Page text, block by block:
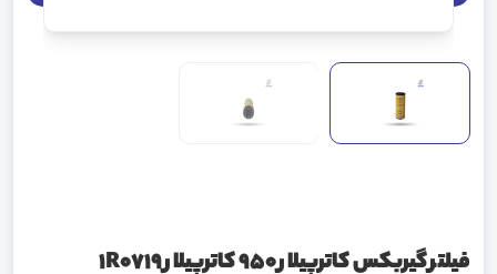
فیلتر گیربکس کاترپیلار 950 کاترپیلار 1R0719